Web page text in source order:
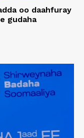
oo daahfuray
gudaha